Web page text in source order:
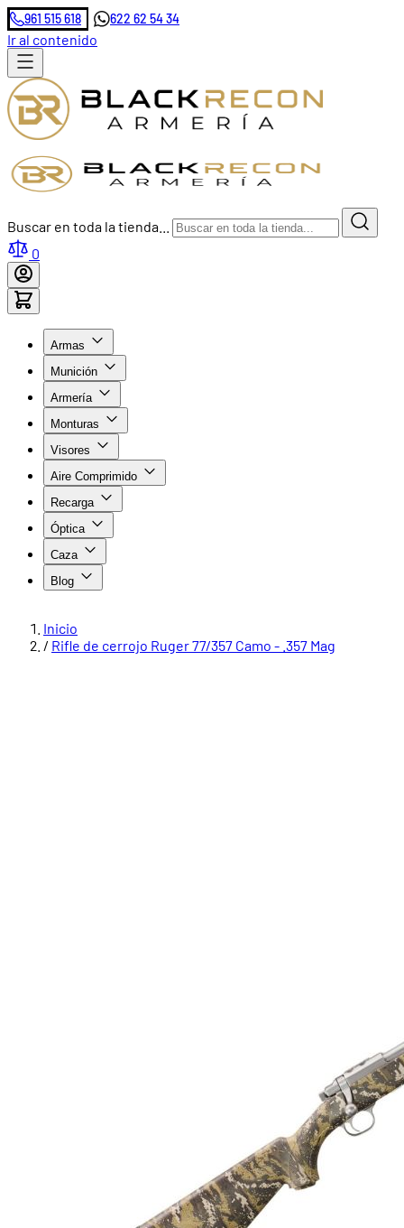
961 515 618 622 62 54 34
Ir al contenido
Buscar en toda la tienda...
0
Armas
Munición
Armería
Monturas
Visores
Aire Comprimido
Recarga
Óptica
Caza
Blog
Inicio
/ Rifle de cerrojo Ruger 77/357 Camo - .357 Mag